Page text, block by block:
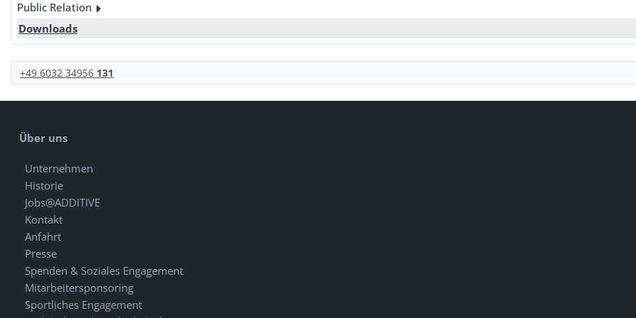
Public Relation
Downloads
+49 6032 34956 131
Über uns
Unternehmen
Historie
Jobs@ADDITIVE
Kontakt
Anfahrt
Presse
Spenden & Soziales Engagement
Mitarbeitersponsoring
Sportliches Engagement